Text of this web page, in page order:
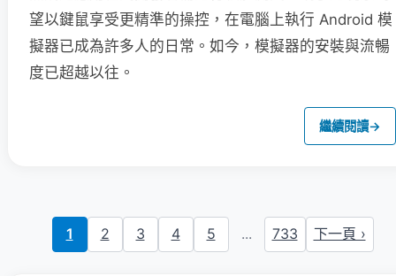
望以鍵鼠享受更精準的操控，在電腦上執行 Android 模
擬器已成為許多人的日常。如今，模擬器的安裝與流暢
度已超越以往。
繼續閱讀→
1 2 3 4 5 ... 733 下一頁 ›